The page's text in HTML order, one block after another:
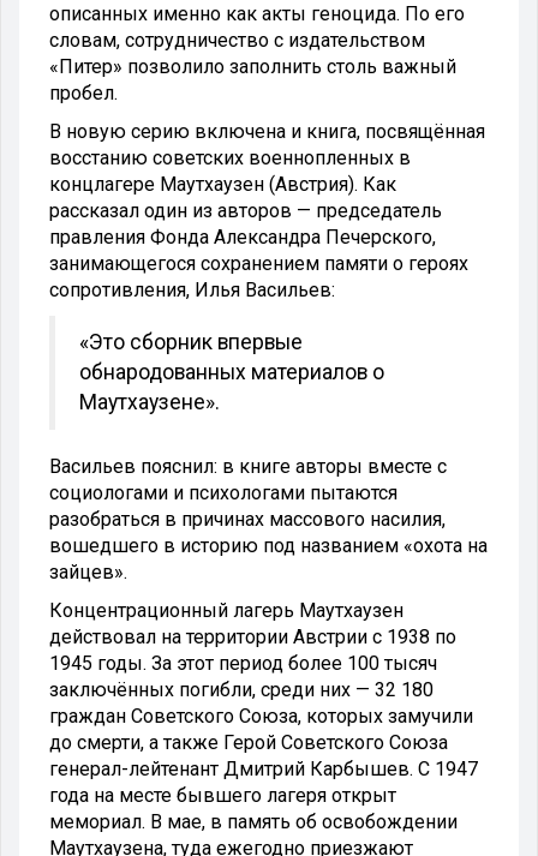
описанных именно как акты геноцида. По его
словам, сотрудничество с издательством
«Питер» позволило заполнить столь важный
пробел.
В новую серию включена и книга, посвящённая
восстанию советских военнопленных в
концлагере Маутхаузен (Австрия). Как
рассказал один из авторов — председатель
правления Фонда Александра Печерского,
занимающегося сохранением памяти о героях
сопротивления, Илья Васильев:
«Это сборник впервые
обнародованных материалов о
Маутхаузене».
Васильев пояснил: в книге авторы вместе с
социологами и психологами пытаются
разобраться в причинах массового насилия,
вошедшего в историю под названием «охота на
зайцев».
Концентрационный лагерь Маутхаузен
действовал на территории Австрии с 1938 по
1945 годы. За этот период более 100 тысяч
заключённых погибли, среди них — 32 180
граждан Советского Союза, которых замучили
до смерти, а также Герой Советского Союза
генерал-лейтенант Дмитрий Карбышев. С 1947
года на месте бывшего лагеря открыт
мемориал. В мае, в память об освобождении
Маутхаузена, туда ежегодно приезжают